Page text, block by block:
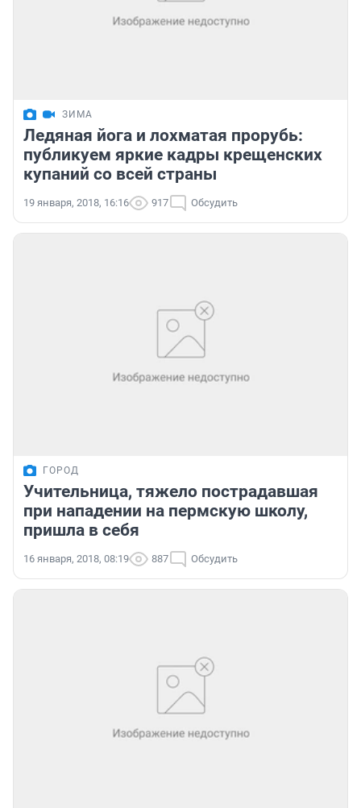
ЗИМА
Ледяная йога и лохматая прорубь:
публикуем яркие кадры крещенских
купаний со всей страны
19 января, 2018, 16:16 917 Обсудить
ГОРОД
Учительница, тяжело пострадавшая
при нападении на пермскую школу,
пришла в себя
16 января, 2018, 08:19 887 Обсудить